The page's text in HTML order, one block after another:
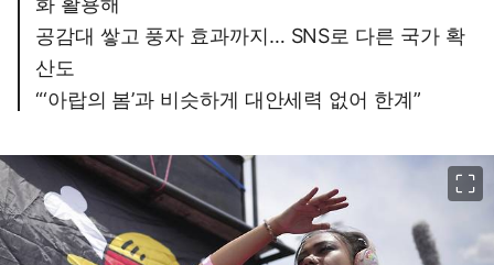
공감대 쌓고 풍자 효과까지… SNS로 다른 국가 확
산도
“‘아랍의 봄’과 비슷하게 대안세력 없어 한계”